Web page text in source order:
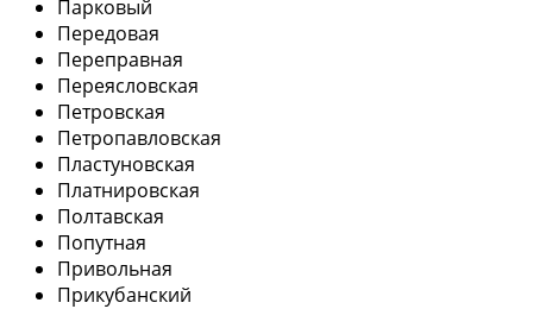
Парковый
Передовая
Переправная
Переясловская
Петровская
Петропавловская
Пластуновская
Платнировская
Полтавская
Попутная
Привольная
Прикубанский